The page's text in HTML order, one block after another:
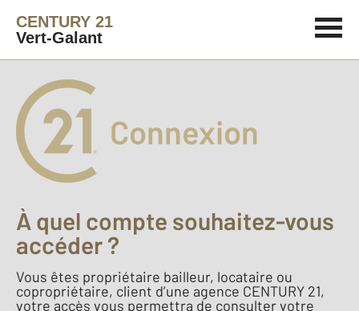
CENTURY 21
Vert-Galant
Connexion
À quel compte souhaitez-vous
accéder ?
Vous êtes propriétaire bailleur, locataire ou
copropriétaire, client d’une agence CENTURY 21,
votre accès vous permettra de consulter votre